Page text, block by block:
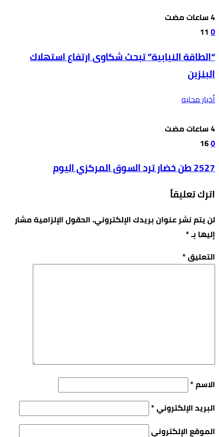
0
11
“الطاقة النيابية” تبحث شكاوى ارتفاع استهلاك
البنزين
أخبار محليه
0
16
2527 طن خضار ترد السوق المركزي اليوم
اترك تعليقاً
لن يتم نشر عنوان بريدك الإلكتروني.الحقول الإلزامية مشار
إليها بـ*
التعليق*
الاسم*
البريد الإلكتروني*
الموقع الإلكتروني